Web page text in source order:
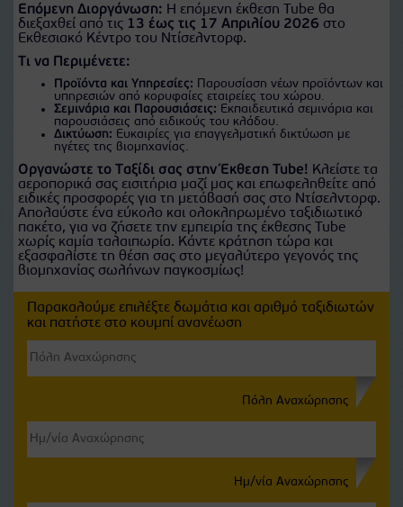
Επόμενη Διοργάνωση: Η επόμενη έκθεση Tube θα
διεξαχθεί από τις 13 έως τις 17 Απριλίου 2026 στο
Εκθεσιακό Κέντρο του Ντίσελντορφ.
Τι να Περιμένετε:
Προϊόντα και Υπηρεσίες: Παρουσίαση νέων προϊόντων και
υπηρεσιών από κορυφαίες εταιρείες του χώρου.
Σεμινάρια και Παρουσιάσεις: Εκπαιδευτικά σεμινάρια και
παρουσιάσεις από ειδικούς του κλάδου.
Δικτύωση: Ευκαιρίες για επαγγελματική δικτύωση με
ηγέτες της βιομηχανίας.
Οργανώστε το Ταξίδι σας στην Έκθεση Tube! Κλείστε τα
αεροπορικά σας εισιτήρια μαζί μας και επωφεληθείτε από
ειδικές προσφορές για τη μετάβασή σας στο Ντίσελντορφ.
Απολαύστε ένα εύκολο και ολοκληρωμένο ταξιδιωτικό
πακέτο, για να ζήσετε την εμπειρία της έκθεσης Tube
χωρίς καμία ταλαιπωρία. Κάντε κράτηση τώρα και
εξασφαλίστε τη θέση σας στο μεγαλύτερο γεγονός της
βιομηχανίας σωλήνων παγκοσμίως!
Παρακαλούμε επιλέξτε δωμάτια και αριθμό ταξιδιωτών
και πατήστε στο κουμπί ανανέωση
Πόλη Αναχώρησης
Ημ/νία Αναχώρησης